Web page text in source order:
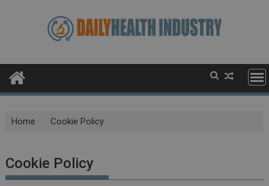
Home Cookie Policy
Cookie Policy